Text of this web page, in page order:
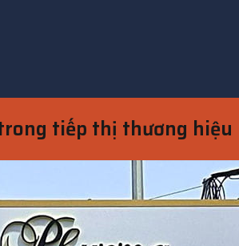
tiếp thị thương hiệu